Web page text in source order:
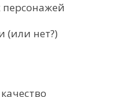
персонажей
(или нет?)